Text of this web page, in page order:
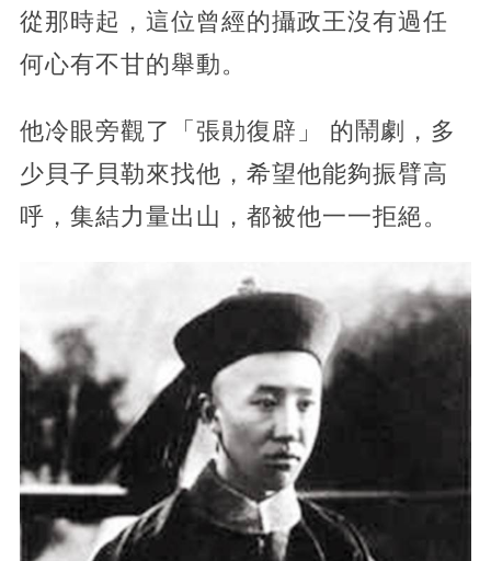
從那時起，這位曾經的攝政王沒有過任
何心有不甘的舉動。
他冷眼旁觀了「張勛復辟」 的鬧劇，多
少貝子貝勒來找他，希望他能夠振臂高
呼，集結力量出山，都被他一一拒絕。